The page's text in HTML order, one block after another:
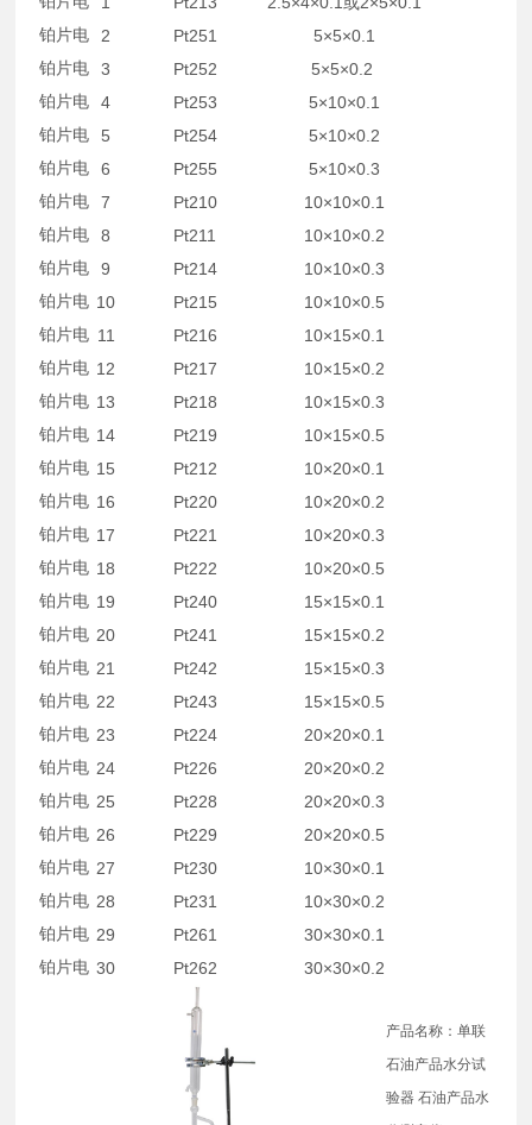
铂片电 2 Pt251 5×5×0.1
铂片电 3 Pt252 5×5×0.2
铂片电 4 Pt253 5×10×0.1
铂片电 5 Pt254 5×10×0.2
铂片电 6 Pt255 5×10×0.3
铂片电 7 Pt210 10×10×0.1
铂片电 8 Pt211 10×10×0.2
铂片电 9 Pt214 10×10×0.3
铂片电 10 Pt215 10×10×0.5
铂片电 11 Pt216 10×15×0.1
铂片电 12 Pt217 10×15×0.2
铂片电 13 Pt218 10×15×0.3
铂片电 14 Pt219 10×15×0.5
铂片电 15 Pt212 10×20×0.1
铂片电 16 Pt220 10×20×0.2
铂片电 17 Pt221 10×20×0.3
铂片电 18 Pt222 10×20×0.5
铂片电 19 Pt240 15×15×0.1
铂片电 20 Pt241 15×15×0.2
铂片电 21 Pt242 15×15×0.3
铂片电 22 Pt243 15×15×0.5
铂片电 23 Pt224 20×20×0.1
铂片电 24 Pt226 20×20×0.2
铂片电 25 Pt228 20×20×0.3
铂片电 26 Pt229 20×20×0.5
铂片电 27 Pt230 10×30×0.1
铂片电 28 Pt231 10×30×0.2
铂片电 29 Pt261 30×30×0.1
铂片电 30 Pt262 30×30×0.2
产品名称：单联
石油产品水分试
验器 石油产品水